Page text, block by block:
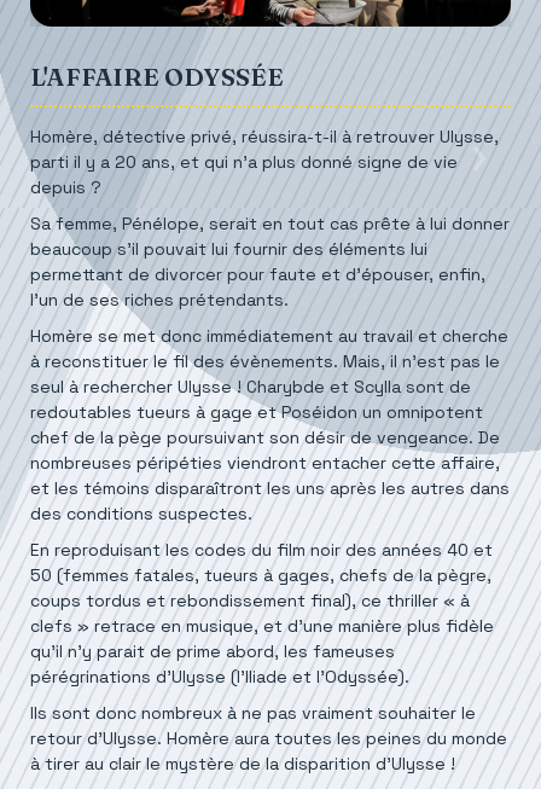
L'AFFAIRE ODYSSÉE
Homère, détective privé, réussira-t-il à retrouver Ulysse,
parti il y a 20 ans, et qui n’a plus donné signe de vie
depuis ?
Sa femme, Pénélope, serait en tout cas prête à lui donner
beaucoup s’il pouvait lui fournir des éléments lui
permettant de divorcer pour faute et d’épouser, enfin,
l’un de ses riches prétendants.
Homère se met donc immédiatement au travail et cherche
à reconstituer le fil des évènements. Mais, il n’est pas le
seul à rechercher Ulysse ! Charybde et Scylla sont de
redoutables tueurs à gage et Poséidon un omnipotent
chef de la pège poursuivant son désir de vengeance. De
nombreuses péripéties viendront entacher cette affaire,
et les témoins disparaîtront les uns après les autres dans
des conditions suspectes.
En reproduisant les codes du film noir des années 40 et
50 (femmes fatales, tueurs à gages, chefs de la pègre,
coups tordus et rebondissement final), ce thriller « à
clefs » retrace en musique, et d’une manière plus fidèle
qu’il n’y parait de prime abord, les fameuses
pérégrinations d’Ulysse (l’Iliade et l’Odyssée).
Ils sont donc nombreux à ne pas vraiment souhaiter le
retour d’Ulysse. Homère aura toutes les peines du monde
à tirer au clair le mystère de la disparition d’Ulysse !